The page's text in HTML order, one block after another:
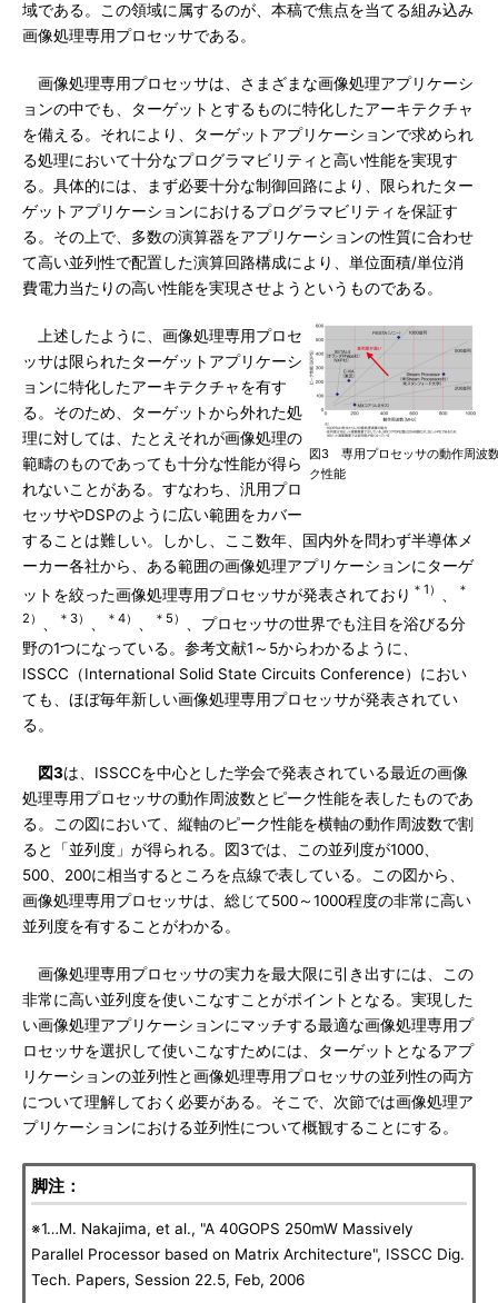
域である。この領域に属するのが、本稿で焦点を当てる組み込み
画像処理専用プロセッサである。
画像処理専用プロセッサは、さまざまな画像処理アプリケーシ
ョンの中でも、ターゲットとするものに特化したアーキテクチャ
を備える。それにより、ターゲットアプリケーションで求められ
る処理において十分なプログラマビリティと高い性能を実現す
る。具体的には、まず必要十分な制御回路により、限られたター
ゲットアプリケーションにおけるプログラマビリティを保証す
る。その上で、多数の演算器をアプリケーションの性質に合わせ
て高い並列性で配置した演算回路構成により、単位面積/単位消
費電力当たりの高い性能を実現させようというものである。
図3 専用プロセッサの動作周波
ク性能
上述したように、画像処理専用プロセ
ッサは限られたターゲットアプリケーシ
ョンに特化したアーキテクチャを有す
る。そのため、ターゲットから外れた処
理に対しては、たとえそれが画像処理の
範疇のものであっても十分な性能が得ら
れないことがある。すなわち、汎用プロ
セッサやDSPのように広い範囲をカバー
することは難しい。しかし、ここ数年、国内外を問わず半導体メ
ーカー各社から、ある範囲の画像処理アプリケーションにターゲ
ットを絞った画像処理専用プロセッサが発表されており ＊1）
＊
2）
＊3） ＊4） ＊5）
、プロセッサの世界でも注目を浴びる分
野の1つになっている。参考文献1～5からわかるように、
ISSCC（International Solid State Circuits Conference）におい
ても、ほぼ毎年新しい画像処理専用プロセッサが発表されてい
る。
図3は、ISSCCを中心とした学会で発表されている最近の画像
処理専用プロセッサの動作周波数とピーク性能を表したものであ
る。この図において、縦軸のピーク性能を横軸の動作周波数で割
ると「並列度」が得られる。図3では、この並列度が1000、
500、200に相当するところを点線で表している。この図から、
画像処理専用プロセッサは、総じて500～1000程度の非常に高い
並列度を有することがわかる。
画像処理専用プロセッサの実力を最大限に引き出すには、この
非常に高い並列度を使いこなすことがポイントとなる。実現した
い画像処理アプリケーションにマッチする最適な画像処理専用プ
ロセッサを選択して使いこなすためには、ターゲットとなるアプ
リケーションの並列性と画像処理専用プロセッサの並列性の両方
について理解しておく必要がある。そこで、次節では画像処理ア
プリケーションにおける並列性について概観することにする。
脚注：
※1…M. Nakajima, et al., "A 40GOPS 250mW Massively
Parallel Processor based on Matrix Architecture", ISSCC Dig.
Tech. Papers, Session 22.5, Feb, 2006